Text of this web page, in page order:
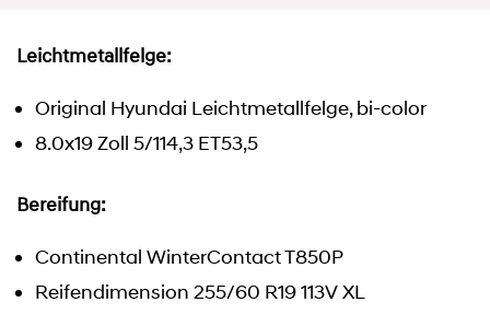
Leichtmetallfelge:
Original Hyundai Leichtmetallfelge, bi-color
8.0x19 Zoll 5/114,3 ET53,5
Bereifung:
Continental WinterContact T850P
Reifendimension 255/60 R19 113V XL